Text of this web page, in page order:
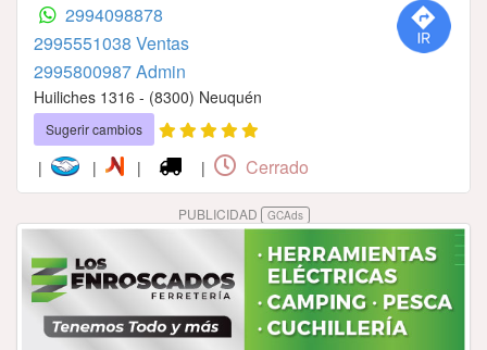
2994098878
2995551038 Ventas
2995800987 Admin
Huiliches 1316 - (8300) Neuquén
Sugerir cambios
| | | | Cerrado
PUBLICIDAD GCAds